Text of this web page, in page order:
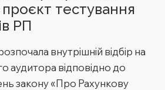
тестування
РП
внутрішній відбір на
аудитора відповідно до
закону «Про Рахункову